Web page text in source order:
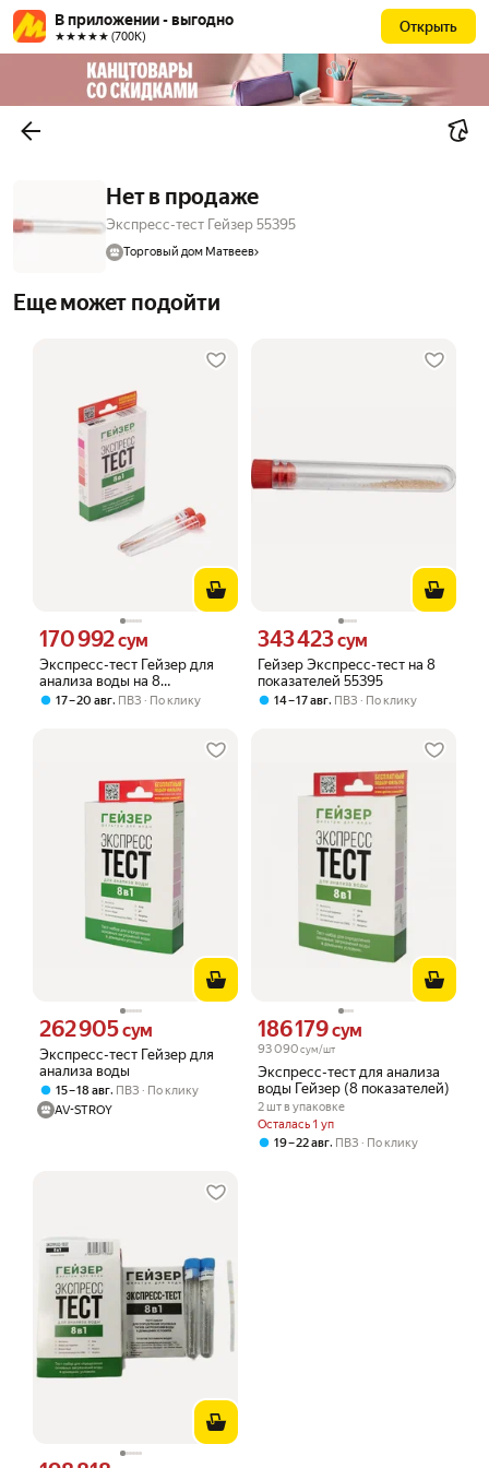
В приложении - выгодно
★★★★★ (700К)
Открыть
Нет в продаже
Экспресс-тест Гейзер 55395
Торговый дом Матвеев
Еще может подойти
Экспресс-тест Гейзер для
анализа воды на 8
показателей, в домашних
Цена 170992 сум вместо
170 992сум
17 – 20 авг, ПВЗ По клику
Гейзер Экспресс-тест на 8
показателей 55395
Цена 343423 сум вместо
343 423сум
14 – 17 авг, ПВЗ По клику
Экспресс-тест Гейзер для
анализа воды
Цена 262905 сум вместо
262 905сум
15 – 18 авг, ПВЗ
По клику
AV-STROY
Экспресс-тест для анализа
воды Гейзер (8 показателей)
2 шт в упаковке
Осталась 1 уп
Цена 186179 сум вместо
186 179сум
93 090 сум/шт
19 – 22 авг, ПВЗ По клику